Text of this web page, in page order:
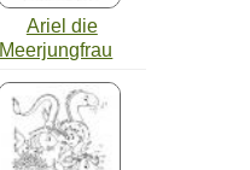
Ariel die
Meerjungfrau